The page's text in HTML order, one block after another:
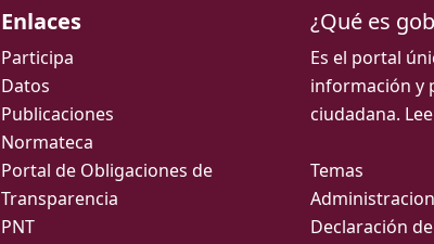
Enlaces
Participa
Datos
Publicaciones
Normateca
Portal de Obligaciones de
Transparencia
PNT
¿Qué es
Es el portal
información y
ciudadana.
Temas
Declaración